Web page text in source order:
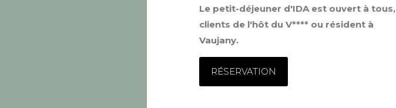
Le petit-déjeuner d'IDA est ouvert à tous,
clients de l'hôt du V**** ou résident à
Vaujany.
RÉSERVATION